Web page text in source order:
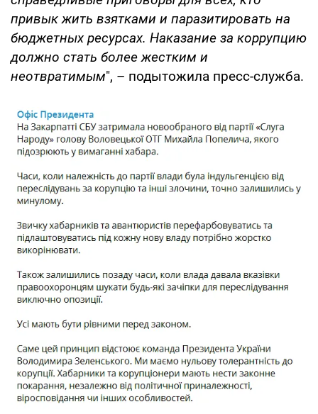
привык жить взятками и паразитировать на
бюджетных ресурсах. Наказание за коррупцию
должно стать более жестким и
неотвратимым", – подытожила пресс-служба.